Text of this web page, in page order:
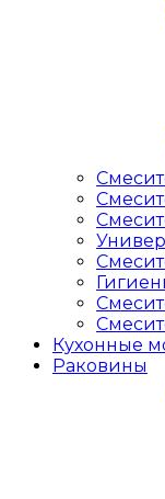
Кухонные
Раковины